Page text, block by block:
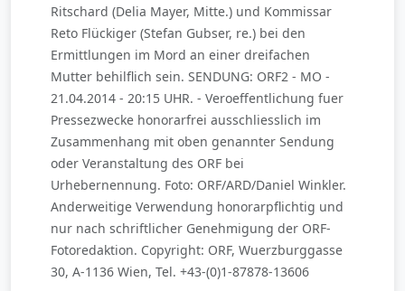
Ritschard (Delia Mayer, Mitte.) und Kommissar
Reto Flückiger (Stefan Gubser, re.) bei den
Ermittlungen im Mord an einer dreifachen
Mutter behilflich sein. SENDUNG: ORF2 - MO -
21.04.2014 - 20:15 UHR. - Veroeffentlichung fuer
Pressezwecke honorarfrei ausschliesslich im
Zusammenhang mit oben genannter Sendung
oder Veranstaltung des ORF bei
Urhebernennung. Foto: ORF/ARD/Daniel Winkler.
Anderweitige Verwendung honorarpflichtig und
nur nach schriftlicher Genehmigung der ORF-
Fotoredaktion. Copyright: ORF, Wuerzburggasse
30, A-1136 Wien, Tel. +43-(0)1-87878-13606